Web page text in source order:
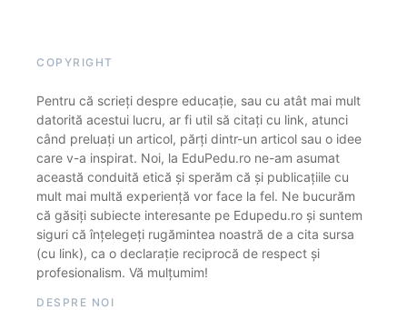
COPYRIGHT
Pentru că scrieți despre educație, sau cu atât mai mult
datorită acestui lucru, ar fi util să citați cu link, atunci
când preluați un articol, părți dintr-un articol sau o idee
care v-a inspirat. Noi, la EduPedu.ro ne-am asumat
această conduită etică și sperăm că și publicațiile cu
mult mai multă experiență vor face la fel. Ne bucurăm
că găsiți subiecte interesante pe Edupedu.ro și suntem
siguri că înțelegeți rugămintea noastră de a cita sursa
(cu link), ca o declarație reciprocă de respect și
profesionalism. Vă mulțumim!
DESPRE NOI